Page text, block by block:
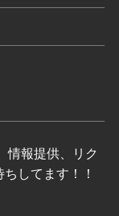
情報提供、リク
してます！！